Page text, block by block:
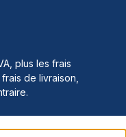
plus les frais
de livraison,